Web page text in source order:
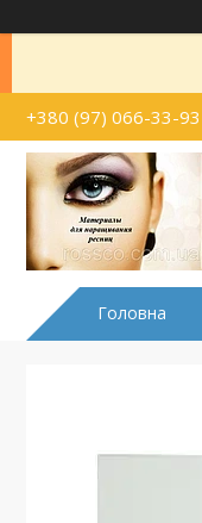
+380 (97) 066-33-93
Головна